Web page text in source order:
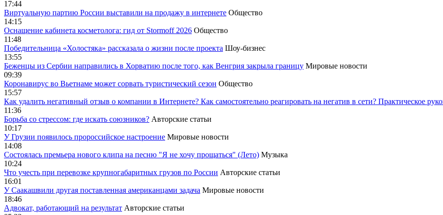
17:44
Виртуальную партию России выставили на продажу в интернете Общество
14:15
Оснащение кабинета косметолога: гид от Stormoff 2026 Общество
11:48
Победительница «Холостяка» рассказала о жизни после проекта Шоу-бизнес
13:55
Беженцы из Сербии направились в Хорватию после того, как Венгрия закрыла границу Мировые новости
09:39
Коронавирус во Вьетнаме может сорвать туристический сезон Общество
15:57
Как удалить негативный отзыв о компании в Интернете? Как самостоятельно реагировать на негатив в сети? Практическое
11:36
Борьба со стрессом: где искать союзников? Авторские статьи
10:17
У Грузии появилось пророссийское настроение Мировые новости
14:08
Cостоялась премьера нового клипа на песню "Я не хочу прощаться" (Лето) Музыка
10:24
Что учесть при перевозке крупногабаритных грузов по России Авторские статьи
16:01
У Саакашвили другая поставленная американцами задача Мировые новости
18:46
Адвокат, работающий на результат Авторские статьи